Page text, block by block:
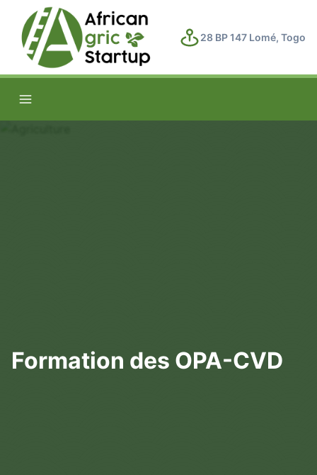
28 BP 147 Lomé, Togo
Formation des OPA-CVD